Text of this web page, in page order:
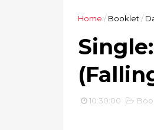
Home / Booklet /
10:30:00